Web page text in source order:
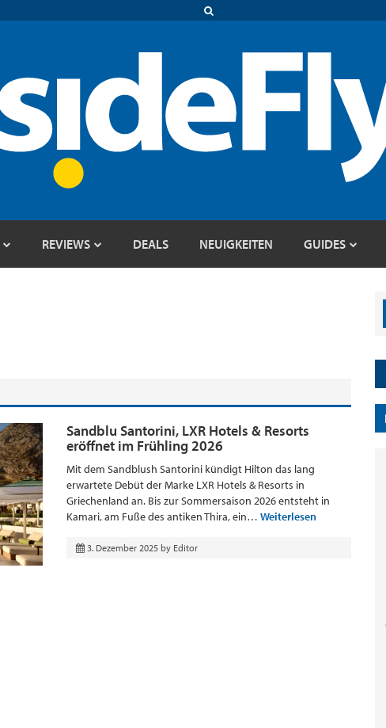
REVIEWS DEALS NEUIGKEITEN GUIDES
Sandblu Santorini, LXR Hotels & Resorts
eröffnet im Frühling 2026
Mit dem Sandblush Santorini kündigt Hilton das lang
erwartete Debüt der Marke LXR Hotels & Resorts in
Griechenland an. Bis zur Sommersaison 2026 entsteht in
Kamari, am Fuße des antiken Thira, ein… Weiterlesen
3. Dezember 2025 by Editor